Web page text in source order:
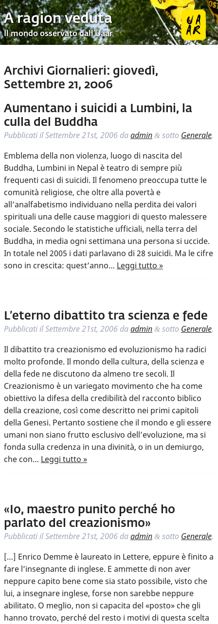
A ragion veduta
Il mondo osservato dall’Uaar
Archivi Giornalieri: giovedì,
Settembre 21, 2006
Aumentano i suicidi a Lumbini, la
culla del Buddha
Pubblicati ilSettembre 21st, 2006 daadmin & sotto Generale.
Emblema della non violenza, luogo di nascita del
Buddha, Lumbini in Nepal è teatro di sempre più
frequenti casi di suicidi. Il fenomeno preoccupa tutte le
comunità religiose, che oltre alla povertà e
all’analfabetismo individuano nella perdita dei valori
spirituali una delle cause maggiori di questo malessere
sociale. Secondo le statistiche ufficiali, nella terra del
Buddha, in media ogni settimana una persona si uccide.
In totale nel 2005 i dati parlavano di 28 suicidi. Ma le cifre
sono in crescita: quest’anno… Leggi tutto »
L’eterno dibattito tra scienza e fede
Pubblicati ilSettembre 21st, 2006 daadmin & sotto Generale.
Il dibattito tra creazionismo ed evoluzionismo ha radici
molto profonde. Il mondo della cultura, della scienza e
della fede ne discutono da almeno tre secoli. Il
Creazionismo è un variegato movimento che ha come
obiettivo la difesa della credibilità del racconto biblico
della creazione, così come descritto nei primi capitoli
della Genesi. Pertanto sostiene che il mondo e gli essere
umani non siano frutto esclusivo dell’evoluzione, ma si
fonda sulla credenza in una divinità, o in un demiurgo,
che con… Leggi tutto »
«Io, maestro punito perché ho
parlato del creazionismo»
Pubblicati ilSettembre 21st, 2006 daadmin & sotto Generale.
[…] Enrico Demme è laureato in Lettere, eppure è finito a
fare l’insegnante di inglese. E ammette di non aver
neppure capito bene come sia stato possibile, visto che
lui, a insegnare inglese, forse non sarebbe neppure
abilitato. O meglio, non si capacita del «posto» che gli
hanno trovato, perché del resto i motivi di questa scelta